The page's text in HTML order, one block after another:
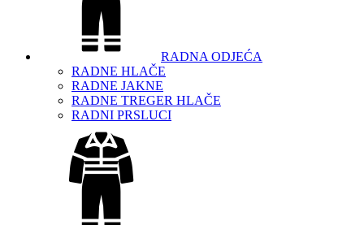
RADNA ODJEĆA
RADNE HLAČE
RADNE JAKNE
RADNE TREGER HLAČE
RADNI PRSLUCI